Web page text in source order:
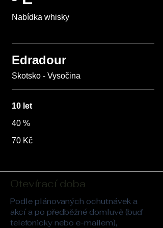
Nabídka whisky
Edradour
10 let
40 %
70 Kč
Otevírací doba
Podle plánovaných ochutnávek a
akcí a po předběžné domluvě (buď
telefonicky nebo e-mailem),